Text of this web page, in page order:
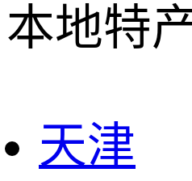
本地特
天津